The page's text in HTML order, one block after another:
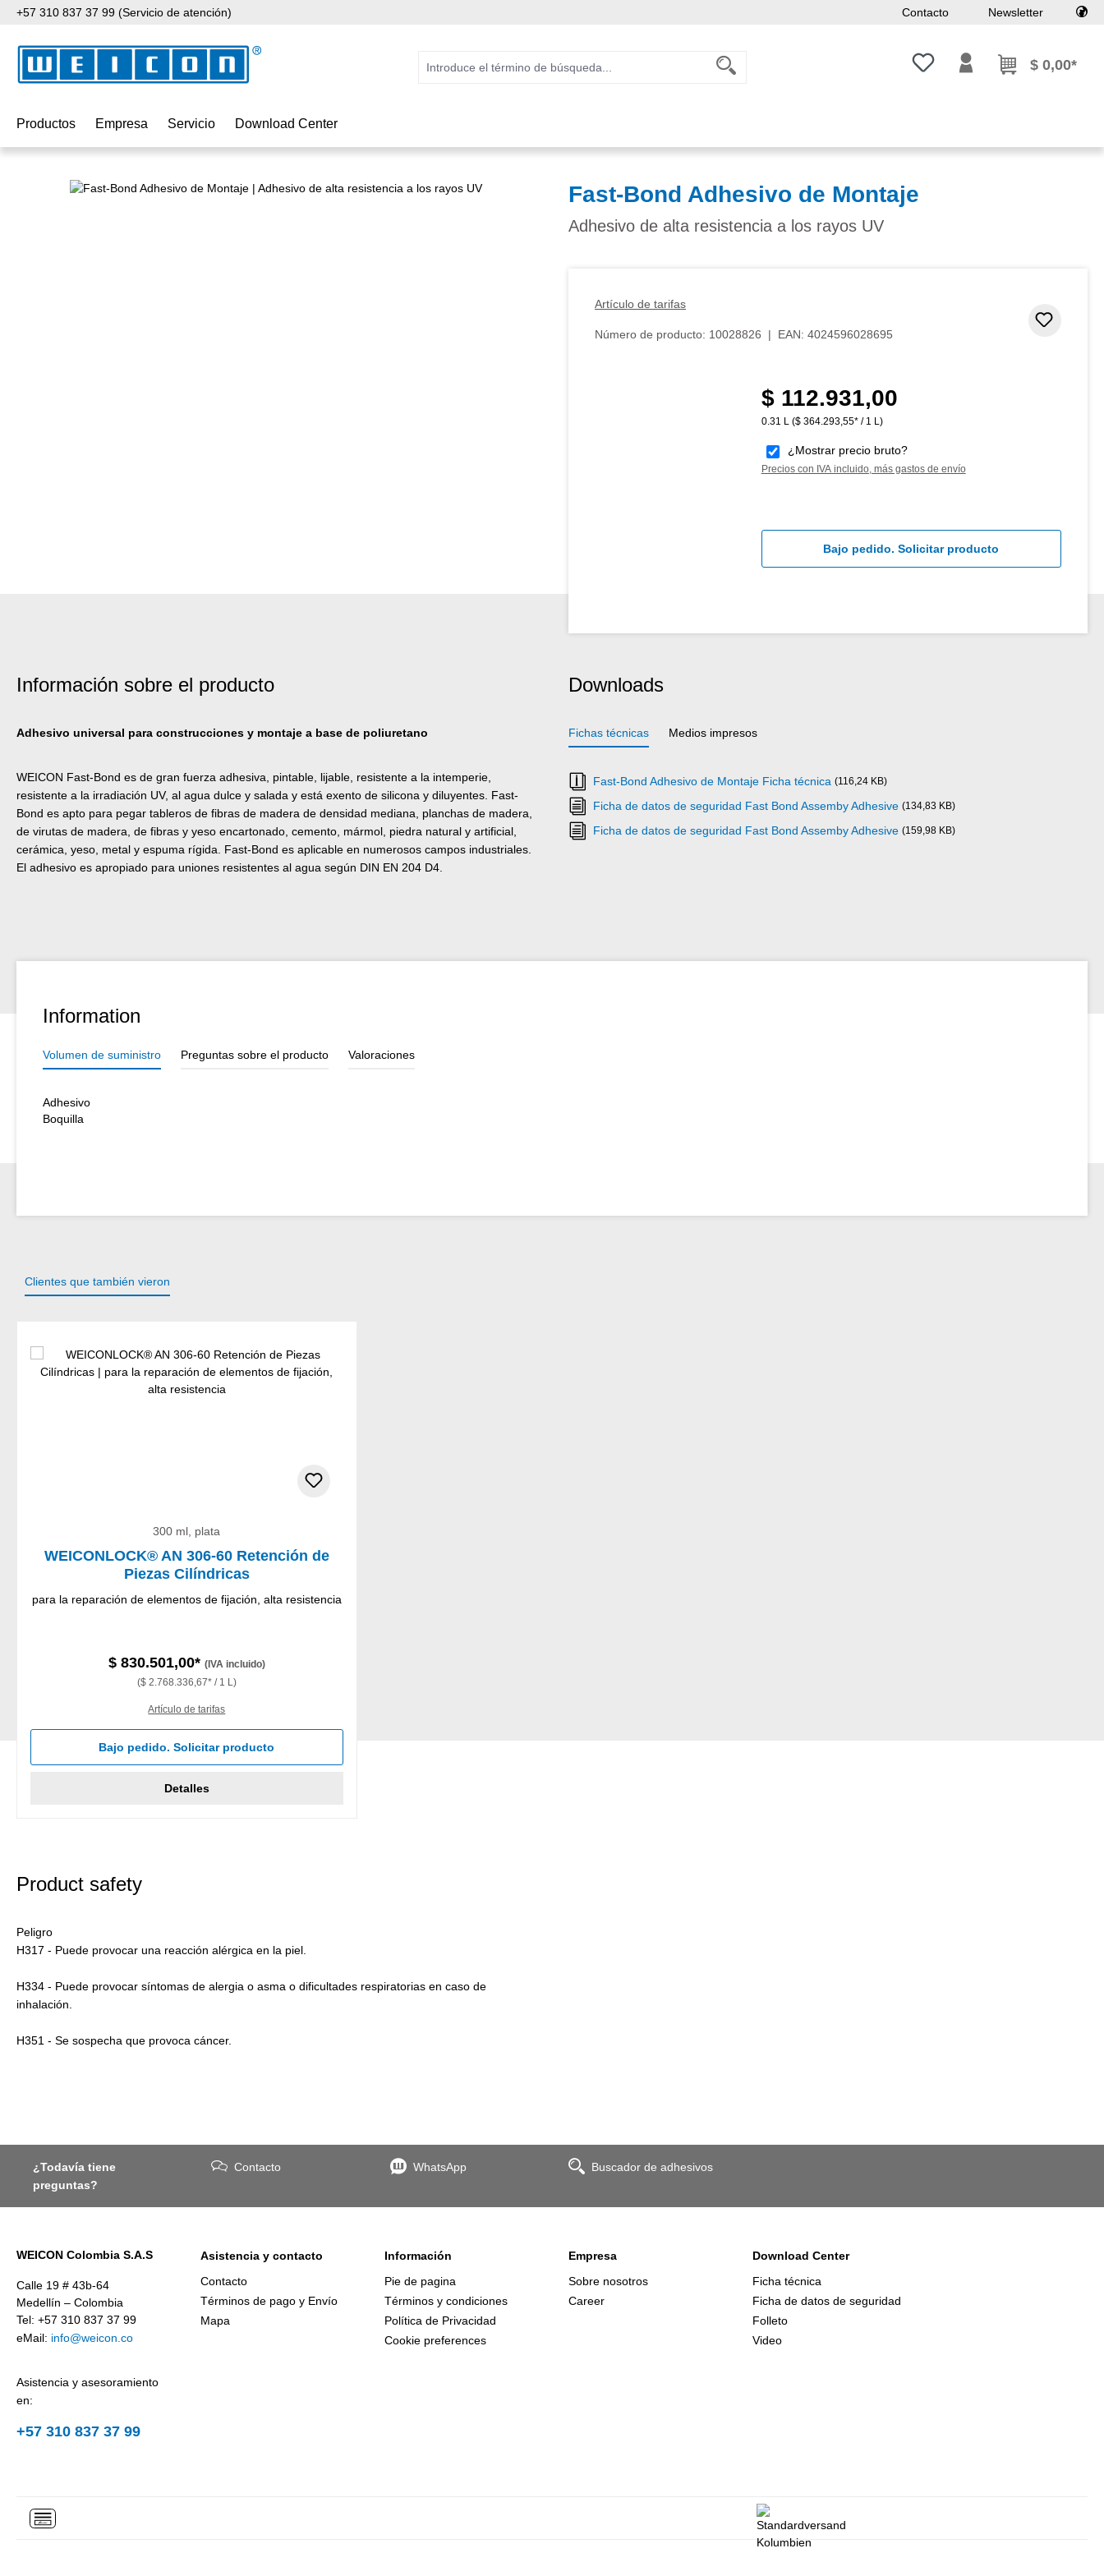
al contenido principal
Saltar a la búsqueda
Saltar a la navegación principal
+57 310 837 37 99 (Servicio de atención) Contacto Newsletter
Tienes 0 artículos en tu lista de
$ 0,00*
Productos Empresa Servicio Download Center
Omitir galería de imágenes Fast-Bond Adhesivo de Montaje
Adhesivo de alta resistencia a los rayos UV
Artículo de tarifas
Número de producto: 10028826 | EAN: 4024596028695
Precio normal:
$ 112.931,00
0.31 L ($ 364.293,55* / 1 L)
¿Mostrar precio bruto?
Precios con IVA incluido, más gastos de envío
Bajo pedido. Solicitar producto
Información sobre el producto
Adhesivo universal para construcciones y montaje a base de poliuretano
WEICON Fast-Bond es de gran fuerza adhesiva, pintable, lijable, resistente a la intemperie,
resistente a la irradiación UV, al agua dulce y salada y está exento de silicona y diluyentes. Fast-
Bond es apto para pegar tableros de fibras de madera de densidad mediana, planchas de madera,
de virutas de madera, de fibras y yeso encartonado, cemento, mármol, piedra natural y artificial,
cerámica, yeso, metal y espuma rígida. Fast-Bond es aplicable en numerosos campos industriales.
El adhesivo es apropiado para uniones resistentes al agua según DIN EN 204 D4.
Downloads
Fichas técnicas Medios impresos
Fast-Bond Adhesivo de Montaje Ficha técnica (116,24 KB)
Ficha de datos de seguridad Fast Bond Assemby Adhesive (134,83 KB)
Ficha de datos de seguridad Fast Bond Assemby Adhesive (159,98 KB)
Information
Volumen de suministro Preguntas sobre el producto Valoraciones
Adhesivo
Boquilla
Clientes que también vieron
300 ml, plata
WEICONLOCK® AN 306-60 Retención de
Piezas Cilíndricas
para la reparación de elementos de fijación, alta resistencia
$ 830.501,00* (IVA incluido)
($ 2.768.336,67* / 1 L)
Artículo de tarifas
Bajo pedido. Solicitar producto
Detalles
Product safety
Peligro
H317 - Puede provocar una reacción alérgica en la piel.
H334 - Puede provocar síntomas de alergia o asma o dificultades respiratorias en caso de
inhalación.
H351 - Se sospecha que provoca cáncer.
¿Todavía tiene
preguntas?
Contacto WhatsApp Buscador de adhesivos
WEICON Colombia S.A.S
Calle 19 # 43b-64
Medellín – Colombia
Tel: +57 310 837 37 99
eMail: info@weicon.co
Asistencia y asesoramiento
en:
+57 310 837 37 99
Asistencia y contacto
Contacto
Términos de pago y Envío
Mapa
Información
Pie de pagina
Términos y condiciones
Política de Privacidad
Cookie preferences
Empresa
Sobre nosotros
Career
Download Center
Ficha técnica
Ficha de datos de seguridad
Folleto
Video